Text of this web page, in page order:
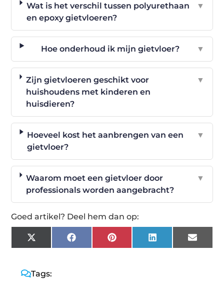
Wat is het verschil tussen polyurethaan
en epoxy gietvloeren?
▼
Hoe onderhoud ik mijn gietvloer? ▼
Zijn gietvloeren geschikt voor
huishoudens met kinderen en
huisdieren?
▼
Hoeveel kost het aanbrengen van een
gietvloer?
▼
Waarom moet een gietvloer door
professionals worden aangebracht?
▼
Goed artikel? Deel hem dan op:
X
(Twitter)
FacebookPinterestLinkedIn Email
Tags: